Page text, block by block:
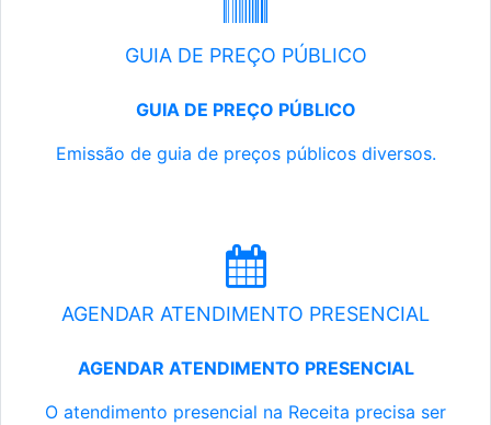
GUIA DE PREÇO PÚBLICO
GUIA DE PREÇO PÚBLICO
Emissão de guia de preços públicos diversos.
AGENDAR ATENDIMENTO PRESENCIAL
AGENDAR ATENDIMENTO PRESENCIAL
O atendimento presencial na Receita precisa ser